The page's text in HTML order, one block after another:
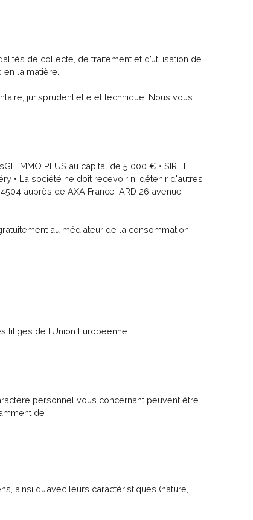
de collecte, de traitement et d’utilisation de
la matière.
jurisprudentielle et technique. Nous vous
IMMO PLUS au capital de 5 000 € • SIRET
• La société ne doit recevoir ni détenir d'autres
auprès de AXA France IARD 26 avenue
au médiateur de la consommation
de l’Union Européenne :
personnel vous concernant peuvent être
de :
ainsi qu’avec leurs caractéristiques (nature,